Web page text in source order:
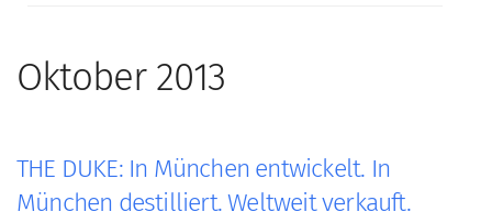
Oktober 2013
THE DUKE: In München entwickelt. In
München destilliert. Weltweit verkauft.